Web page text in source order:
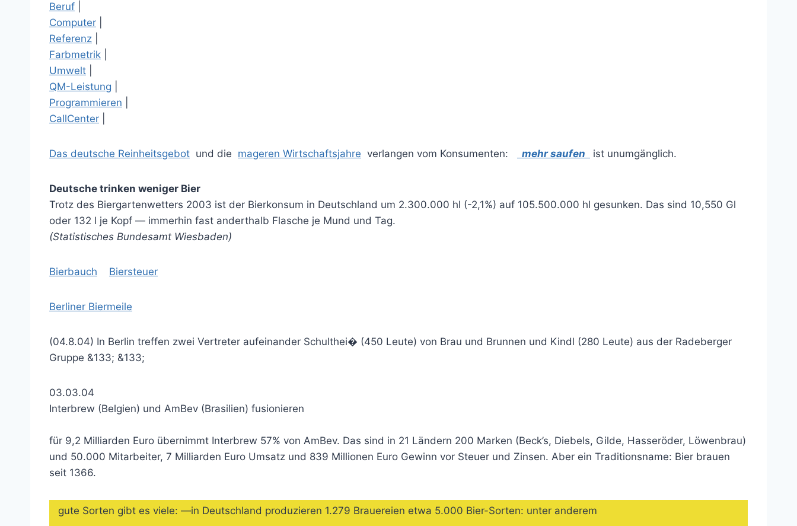
Beruf
Computer
Referenz
Farbmetrik
Umwelt
QM-Leistung
Programmieren
CallCenter
Das deutsche Reinheitsgebot und die mageren Wirtschaftsjahre verlangen vom Konsumenten: mehr saufen ist unumgänglich.
Deutsche trinken weniger Bier
Trotz des Biergartenwetters 2003 ist der Bierkonsum in Deutschland um 2.300.000 hl (-2,1%) auf 105.500.000 hl gesunken. Das sind 10,550 Gl
oder 132 l je Kopf — immerhin fast anderthalb Flasche je Mund und Tag.
(Statistisches Bundesamt Wiesbaden)
Bierbauch Biersteuer
Berliner Biermeile
(04.8.04) In Berlin treffen zwei Vertreter aufeinander Schulthei� (450 Leute) von Brau und Brunnen und Kindl (280 Leute) aus der Radeberger
Gruppe &133; &133;
03.03.04
Interbrew (Belgien) und AmBev (Brasilien) fusionieren
für 9,2 Milliarden Euro übernimmt Interbrew 57% von AmBev. Das sind in 21 Ländern 200 Marken (Beck’s, Diebels, Gilde, Hasseröder, Löwenbrau)
und 50.000 Mitarbeiter, 7 Milliarden Euro Umsatz und 839 Millionen Euro Gewinn vor Steuer und Zinsen. Aber ein Traditionsname: Bier brauen
seit 1366.
gute Sorten gibt es viele: —in Deutschland produzieren 1.279 Brauereien etwa 5.000 Bier-Sorten: unter anderem